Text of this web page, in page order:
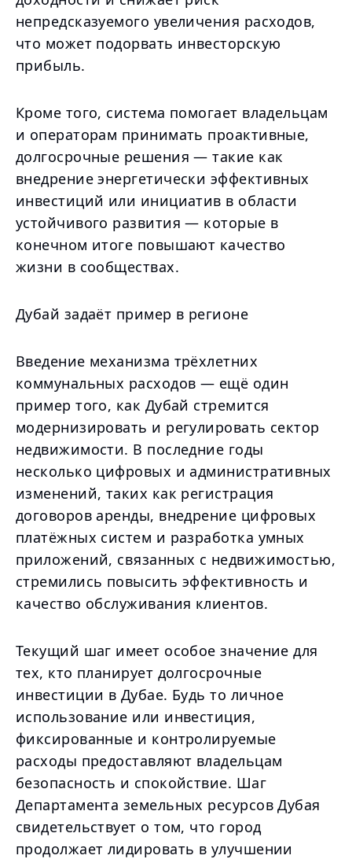
непредсказуемого увеличения расходов,
что может подорвать инвесторскую
прибыль.
Кроме того, система помогает владельцам
и операторам принимать проактивные,
долгосрочные решения — такие как
внедрение энергетически эффективных
инвестиций или инициатив в области
устойчивого развития — которые в
конечном итоге повышают качество
жизни в сообществах.
Дубай задаёт пример в регионе
Введение механизма трёхлетних
коммунальных расходов — ещё один
пример того, как Дубай стремится
модернизировать и регулировать сектор
недвижимости. В последние годы
несколько цифровых и административных
изменений, таких как регистрация
договоров аренды, внедрение цифровых
платёжных систем и разработка умных
приложений, связанных с недвижимостью,
стремились повысить эффективность и
качество обслуживания клиентов.
Текущий шаг имеет особое значение для
тех, кто планирует долгосрочные
инвестиции в Дубае. Будь то личное
использование или инвестиция,
фиксированные и контролируемые
расходы предоставляют владельцам
безопасность и спокойствие. Шаг
Департамента земельных ресурсов Дубая
свидетельствует о том, что город
продолжает лидировать в улучшении